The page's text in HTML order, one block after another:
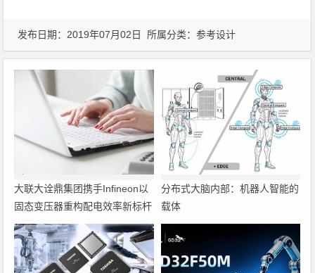
发布日期：2019年07月02日 所属分类：参考设计
大联大诠鼎集团携手Infineon以
固态变压器重构配电效率新标杆
分布式大脑内部：机器人智能的
载体